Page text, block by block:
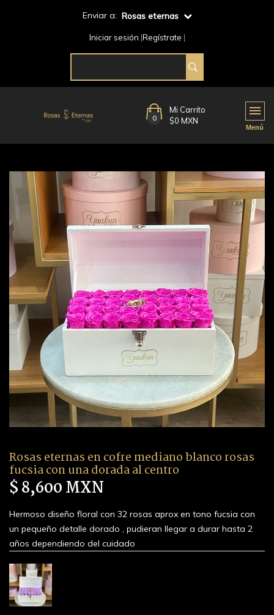
Enviar a: Rosas eternas
Iniciar sesión Regístrate
0
Mi Carrito
$0 MXN
Rosas eternas en cofre mediano blanco rosas
fucsia con una dorada al centro
$ 8,600 MXN
Hermoso diseño floral con 32 rosas aprox en tono fucsia con
un pequeño detalle dorado , pudieran llegar a durar hasta 2
años dependiendo del cuidado